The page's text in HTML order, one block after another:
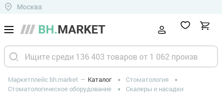
Москва
Маркетплейс bh.market Каталог
Стоматология
Стоматологическое оборудование
Скалеры и насадки